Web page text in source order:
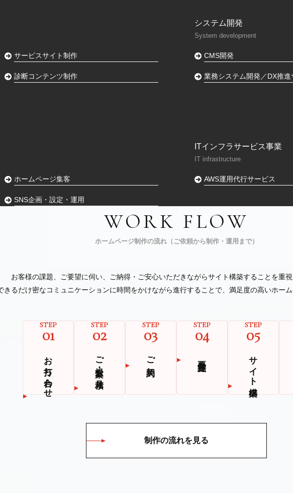
サービスサイト制作
診断コンテンツ制作
システム開発
System development
CMS開発
業務システム開発／DX推進
ホームページ集客
SNS企画・設定・運用
ITインフラサービス事業
IT infrastructure
AWS運用代行サービス
WORK FLOW
ホームページ制作の流れ（ご依頼から制作・運用まで）
お客様の課題、ご要望に伺い、ご納得・ご安⼼いただきながらサイト構築することを重視
きるだけ密なコミュニケーションに時間をかけながら進⾏することで、満⾜度の⾼いホー
STEP
01
お打ち合わせ
STEP
02
ご提案・お見積り
STEP
03
ご契約
STEP
04
STEP
05
サイト構築
制作の流れを見る